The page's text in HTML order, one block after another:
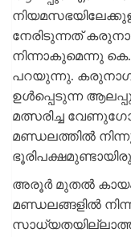
നേരിടുന്നത്
നിന്നാകുമെന്നു
പറയുന്നു.
ഉൾപ്പെടുന്ന
മത്സരിച്ച
മണ്ഡലത്തിൽ
അരൂർ മുതൽ
മണ്ഡലങ്ങളിൽ